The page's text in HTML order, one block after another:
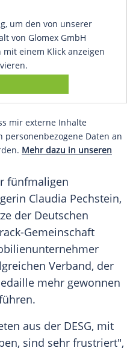
um den von unserer
von Glomex GmbH
einem Klick anzeigen
mir externe Inhalte
Daten an
Mehr dazu in unseren
fünfmaligen
Claudia Pechstein,
der Deutschen
Gemeinschaft
Verband, der
mehr gewonnen
aus der DESG, mit
sind sehr frustriert",